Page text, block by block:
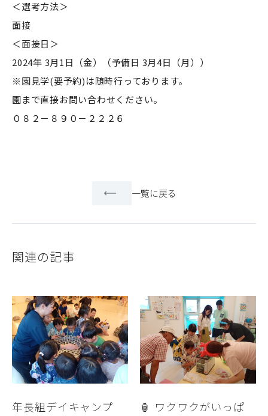
＜選考方法＞
面接
＜面接日＞
2024年 3月1日（金）（予備日 3月4日（月））
※園見学(要予約)は随時行っております。
園まで直接お問い合わせください。
０８２－８９０－２２２６
一覧に戻る
関連の記事
年長組デイキャンプ 🏮 ワクワクがいっぱ